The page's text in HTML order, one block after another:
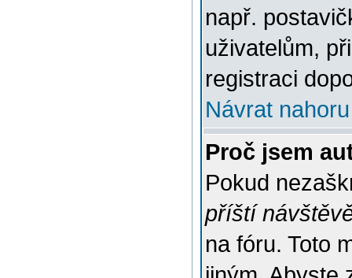
např.
uživatelům,
registraci
Návrat nahoru
Proč jsem
Pokud
příští
na fóru. Toto